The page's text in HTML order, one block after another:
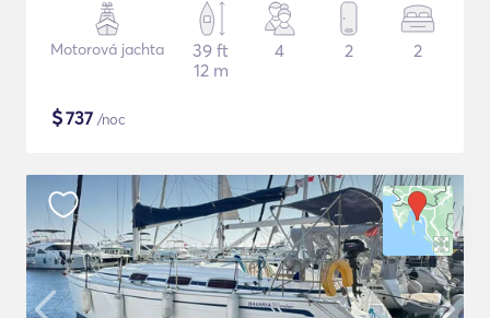
Motorová jachta
39 ft
12 m
4 2 2
$737 /noc